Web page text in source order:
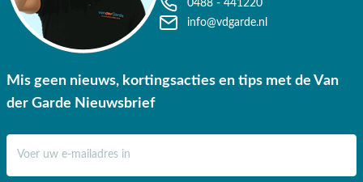
0488 - 441220
info@vdgarde.nl
Mis geen nieuws, kortingsacties en tips met de Van
der Garde Nieuwsbrief